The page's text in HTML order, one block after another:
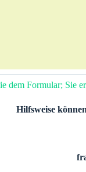
dem Formular; Sie
Hilfsweise